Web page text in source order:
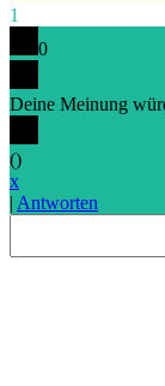
1
0
Deine Meinung
()
x
| Antworten